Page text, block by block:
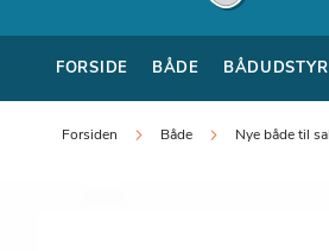
FORSIDE BÅDE BÅDUDSTYR
Forsiden Både Nye både til